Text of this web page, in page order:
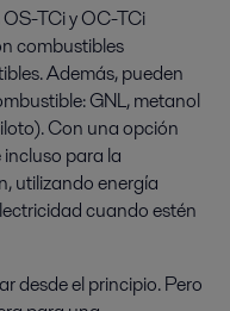
TCi y OC-TCi
combustibles
Además, pueden
GNL, metanol
Con una opción
para la
utilizando energía
cuando estén
desde el principio. Pero